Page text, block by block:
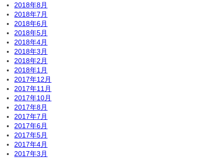
2018年8月
2018年7月
2018年6月
2018年5月
2018年4月
2018年3月
2018年2月
2018年1月
2017年12月
2017年11月
2017年10月
2017年8月
2017年7月
2017年6月
2017年5月
2017年4月
2017年3月